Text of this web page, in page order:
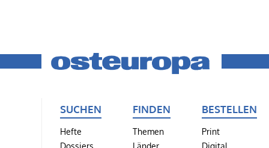
SUCHEN
Hefte
Dossiers
FINDEN
Themen
Länder
BESTELLEN
Print
Digital